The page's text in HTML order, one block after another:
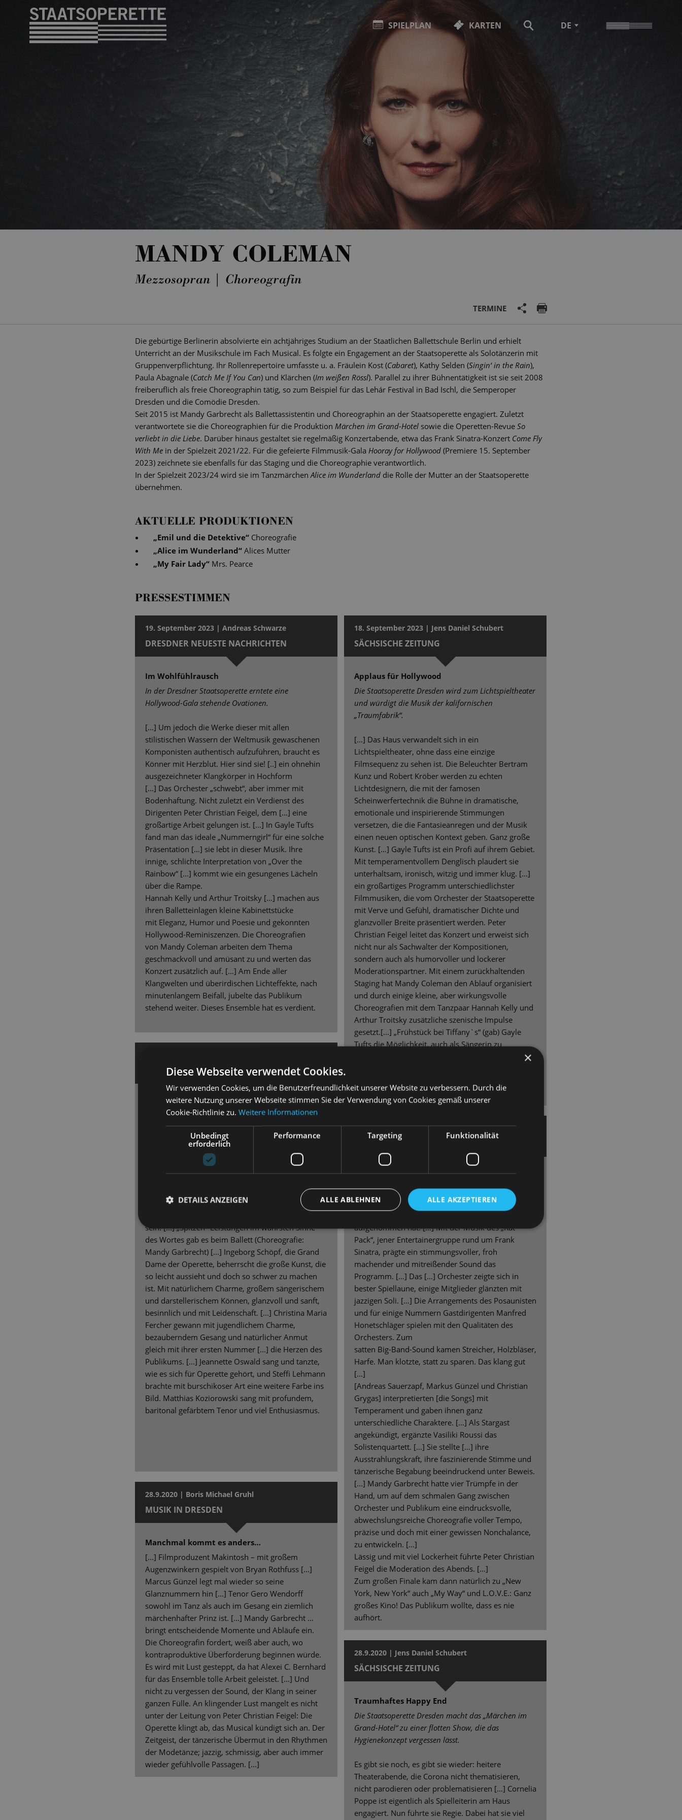
SPIELPLAN KARTEN DE
MANDY COLEMAN
Mezzosopran | Choreografin
TERMINE
Die gebürtige Berlinerin absolvierte ein achtjähriges Studium an der Staatlichen Ballettschule Berlin und erhielt
Unterricht an der Musikschule im Fach Musical. Es folgte ein Engagement an der Staatsoperette als Solotänzerin mit
Gruppenverpflichtung. Ihr Rollenrepertoire umfasste u. a. Fräulein Kost (Cabaret), Kathy Selden (Singin‘ in the Rain),
Paula Abagnale (Catch Me If You Can) und Klärchen (Im weißen Rössl). Parallel zu ihrer Bühnentätigkeit ist sie seit 2008
freiberuflich als freie Choreographin tätig, so zum Beispiel für das Lehár Festival in Bad Ischl, die Semperoper
Dresden und die Comödie Dresden.
Seit 2015 ist Mandy Garbrecht als Ballettassistentin und Choreographin an der Staatsoperette engagiert. Zuletzt
verantwortete sie die Choreographien für die Produktion Märchen im Grand-Hotel sowie die Operetten-Revue So
verliebt in die Liebe. Darüber hinaus gestaltet sie regelmäßig Konzertabende, etwa das Frank Sinatra-Konzert Come Fly
With Me in der Spielzeit 2021/22. Für die gefeierte Filmmusik-Gala Hooray for Hollywood (Premiere 15. September
2023) zeichnete sie ebenfalls für das Staging und die Choreographie verantwortlich.
In der Spielzeit 2023/24 wird sie im TanzmärchenAlice im Wunderland die Rolle der Mutter an der Staatsoperette
übernehmen.
AKTUELLE PRODUKTIONEN
„Emil und die Detektive“ Choreografie
„Alice im Wunderland“ Alices Mutter
„My Fair Lady“ Mrs. Pearce
PRESSESTIMMEN
19. September 2023 | Andreas Schwarze
DRESDNER NEUESTE NACHRICHTEN
Im Wohlfühlrausch
In der Dresdner Staatsoperette erntete eine
Hollywood-Gala stehende Ovationen.
[…] Um jedoch die Werke dieser mit allen
stilistischen Wassern der Weltmusik gewaschenen
Komponisten authentisch aufzuführen, braucht es
Könner mit Herzblut. Hier sind sie! [..] ein ohnehin
ausgezeichneter Klangkörper in Hochform
[…] Das Orchester „schwebt“, aber immer mit
Bodenhaftung. Nicht zuletzt ein Verdienst des
Dirigenten Peter Christian Feigel, dem […] eine
großartige Arbeit gelungen ist. […] In Gayle Tufts
fand man das ideale „Nummerngirl“ für eine solche
Präsentation […] sie lebt in dieser Musik. Ihre
innige, schlichte Interpretation von „Over the
Rainbow“ […] kommt wie ein gesungenes Lächeln
über die Rampe.
Hannah Kelly und Arthur Troitsky […] machen aus
ihren Balletteinlagen kleine Kabinettstücke
mit Eleganz, Humor und Poesie und gekonnten
Hollywood-Reminiszenzen. Die Choreografien
von Mandy Coleman arbeiten dem Thema
geschmackvoll und amüsant zu und werten das
Konzert zusätzlich auf. […] Am Ende aller
Klangwelten und überirdischen Lichteffekte, nach
minutenlangem Beifall, jubelte das Publikum
stehend weiter. Dieses Ensemble hat es verdient.
18. September 2023 | Jens Daniel Schubert
SÄCHSISCHE ZEITUNG
Applaus für Hollywood
Die Staatsoperette Dresden wird zum Lichtspieltheater
und würdigt die Musik der kalifornischen
„Traumfabrik“.
[…] Das Haus verwandelt sich in ein
Lichtspieltheater, ohne dass eine einzige
Filmsequenz zu sehen ist. Die Beleuchter Bertram
Kunz und Robert Kröber werden zu echten
Lichtdesignern, die mit der famosen
Scheinwerfertechnik die Bühne in dramatische,
emotionale und inspirierende Stimmungen
versetzen, die die Fantasieanregen und der Musik
einen neuen optischen Kontext geben. Ganz große
Kunst. […] Gayle Tufts ist ein Profi auf ihrem Gebiet.
Mit temperamentvollem Denglisch plaudert sie
unterhaltsam, ironisch, witzig und immer klug. […]
ein großartiges Programm unterschiedlichster
Filmmusiken, die vom Orchester der Staatsoperette
mit Verve und Gefühl, dramatischer Dichte und
glanzvoller Breite präsentiert werden. Peter
Christian Feigel leitet das Konzert und erweist sich
nicht nur als Sachwalter der Kompositionen,
sondern auch als humorvoller und lockerer
Moderationspartner. Mit einem zurückhaltenden
Staging hat Mandy Coleman den Ablauf organisiert
und durch einige kleine, aber wirkungsvolle
Choreografien mit dem Tanzpaar Hannah Kelly und
Arthur Troitsky zusätzliche szenische Impulse
gesetzt.[...] „Frühstück bei Tiffany`s“ (gab) Gayle
Tufts die Möglichkeit, auch als Sängerin zu
ONLINE MERKER
Ein Abend voller Ohrwürmer [...] und alter
Operettenseligkeit in neuem Gewand, der zum
Publikumsmagnet werden könnte.
[...] Das Orchester der Staatsoperette [...] hatte
unter der Leitung von Chefdirigent Johannes Pell
wesentlichen Anteil am Gelingen des Abends, nicht
sondern vor allem auch mit seinem Schwung und
dem nötigen Operetten-Feeling, [...] So zündend
sein! [...] „Spitzen“-Leistungen im wahrsten Sinne
des Wortes gab es beim Ballett (Choreografie:
Mandy Garbrecht) [...] Ingeborg Schöpf, die Grand
Dame der Operette, beherrscht die große Kunst, die
so leicht aussieht und doch so schwer zu machen
ist. Mit natürlichem Charme, großem sängerischem
und darstellerischem Können, glanzvoll und sanft,
besinnlich und mit Leidenschaft. [...] Christina Maria
Fercher gewann mit jugendlichem Charme,
bezauberndem Gesang und natürlicher Anmut
gleich mit ihrer ersten Nummer [...] die Herzen des
Publikums. [...] Jeannette Oswald sang und tanzte,
wie es sich für Operette gehört, und Steffi Lehmann
brachte mit burschikoser Art eine weitere Farbe ins
Bild. Matthias Koziorowski sang mit profundem,
baritonal gefärbtem Tenor und viel Enthusiasmus.
7. Juni 2021 | Jens Daniel Schubert
SÄCHSISCHE ZEITUNG
Höhenflüge auf der Bühne, Begeisterung im
Saal
Es war ein beflügelter Auftakt, mit dem die
aufgenommen hat. […] Mit der Musik des „Rat
Pack“, jener Entertainergruppe rund um Frank
Sinatra, prägte ein stimmungsvoller, froh
machender und mitreißender Sound das
Programm. […] Das […] Orchester zeigte sich in
bester Spiellaune, einige Mitglieder glänzten mit
jazzigen Soli. […] Die Arrangements des Posaunisten
und für einige Nummern Gastdirigenten Manfred
Honetschläger spielen mit den Qualitäten des
Orchesters. Zum
satten Big-Band-Sound kamen Streicher, Holzbläser,
Harfe. Man klotzte, statt zu sparen. Das klang gut
[…]
[Andreas Sauerzapf, Markus Günzel und Christian
Grygas] interpretierten [die Songs] mit
Temperament und gaben ihnen ganz
unterschiedliche Charaktere. […] Als Stargast
angekündigt, ergänzte Vasiliki Roussi das
Solistenquartett. […] Sie stellte […] ihre
Ausstrahlungskraft, ihre faszinierende Stimme und
tänzerische Begabung beeindruckend unter Beweis.
[...] Mandy Garbrecht hatte vier Trümpfe in der
Hand, um auf dem schmalen Gang zwischen
Orchester und Publikum eine eindrucksvolle,
abwechslungsreiche Choreografie voller Tempo,
präzise und doch mit einer gewissen Nonchalance,
zu entwickeln. […]
Lässig und mit viel Lockerheit führte Peter Christian
Feigel die Moderation des Abends. […]
Zum großen Finale kam dann natürlich zu „New
York, New York“ auch „My Way“ und L.O.V.E.: Ganz
großes Kino! Das Publikum wollte, dass es nie
aufhört.
28.9.2020 | Boris Michael Gruhl
MUSIK IN DRESDEN
Manchmal kommt es anders…
[...] Filmproduzent Makintosh – mit großem
Augenzwinkern gespielt von Bryan Rothfuss [...]
Marcus Günzel legt mal wieder so seine
Glanznummern hin [...] Tenor Gero Wendorff
sowohl im Tanz als auch im Gesang ein ziemlich
märchenhafter Prinz ist. [...] Mandy Garbrecht …
bringt entscheidende Momente und Abläufe ein.
Die Choreografin fordert, weiß aber auch, wo
kontraproduktive Überforderung beginnen würde.
Es wird mit Lust gesteppt, da hat Alexei C. Bernhard
für das Ensemble tolle Arbeit geleistet. [...] Und
nicht zu vergessen der Sound, der Klang in seiner
ganzen Fülle. An klingender Lust mangelt es nicht
unter der Leitung von Peter Christian Feigel: Die
Operette klingt ab, das Musical kündigt sich an. Der
Zeitgeist, der tänzerische Übermut in den Rhythmen
der Modetänze; jazzig, schmissig, aber auch immer
wieder gefühlvolle Passagen. [...]
28.9.2020 | Jens Daniel Schubert
SÄCHSISCHE ZEITUNG
Traumhaftes Happy End
Die Staatsoperette Dresden macht das „Märchen im
Grand-Hotel“ zu einer flotten Show, die das
Hygienekonzept vergessen lässt.
Es gibt sie noch, es gibt sie wieder: heitere
Theaterabende, die Corona nicht thematisieren,
nicht parodieren oder problematisieren […] Cornelia
Poppe ist eigentlich als Spielleiterin am Haus
engagiert. Nun führte sie Regie. Dabei hat sie viel
×
Diese Webseite verwendet Cookies.
Wir verwenden Cookies, um die Benutzerfreundlichkeit unserer Website zu verbessern. Durch die
weitere Nutzung unserer Webseite stimmen Sie der Verwendung von Cookies gemäß unserer
Cookie-Richtlinie zu. Weitere Informationen
Unbedingt
erforderlich
Performance Targeting Funktionalität
ALLE AKZEPTIEREN
ALLE ABLEHNEN
DETAILS ANZEIGEN